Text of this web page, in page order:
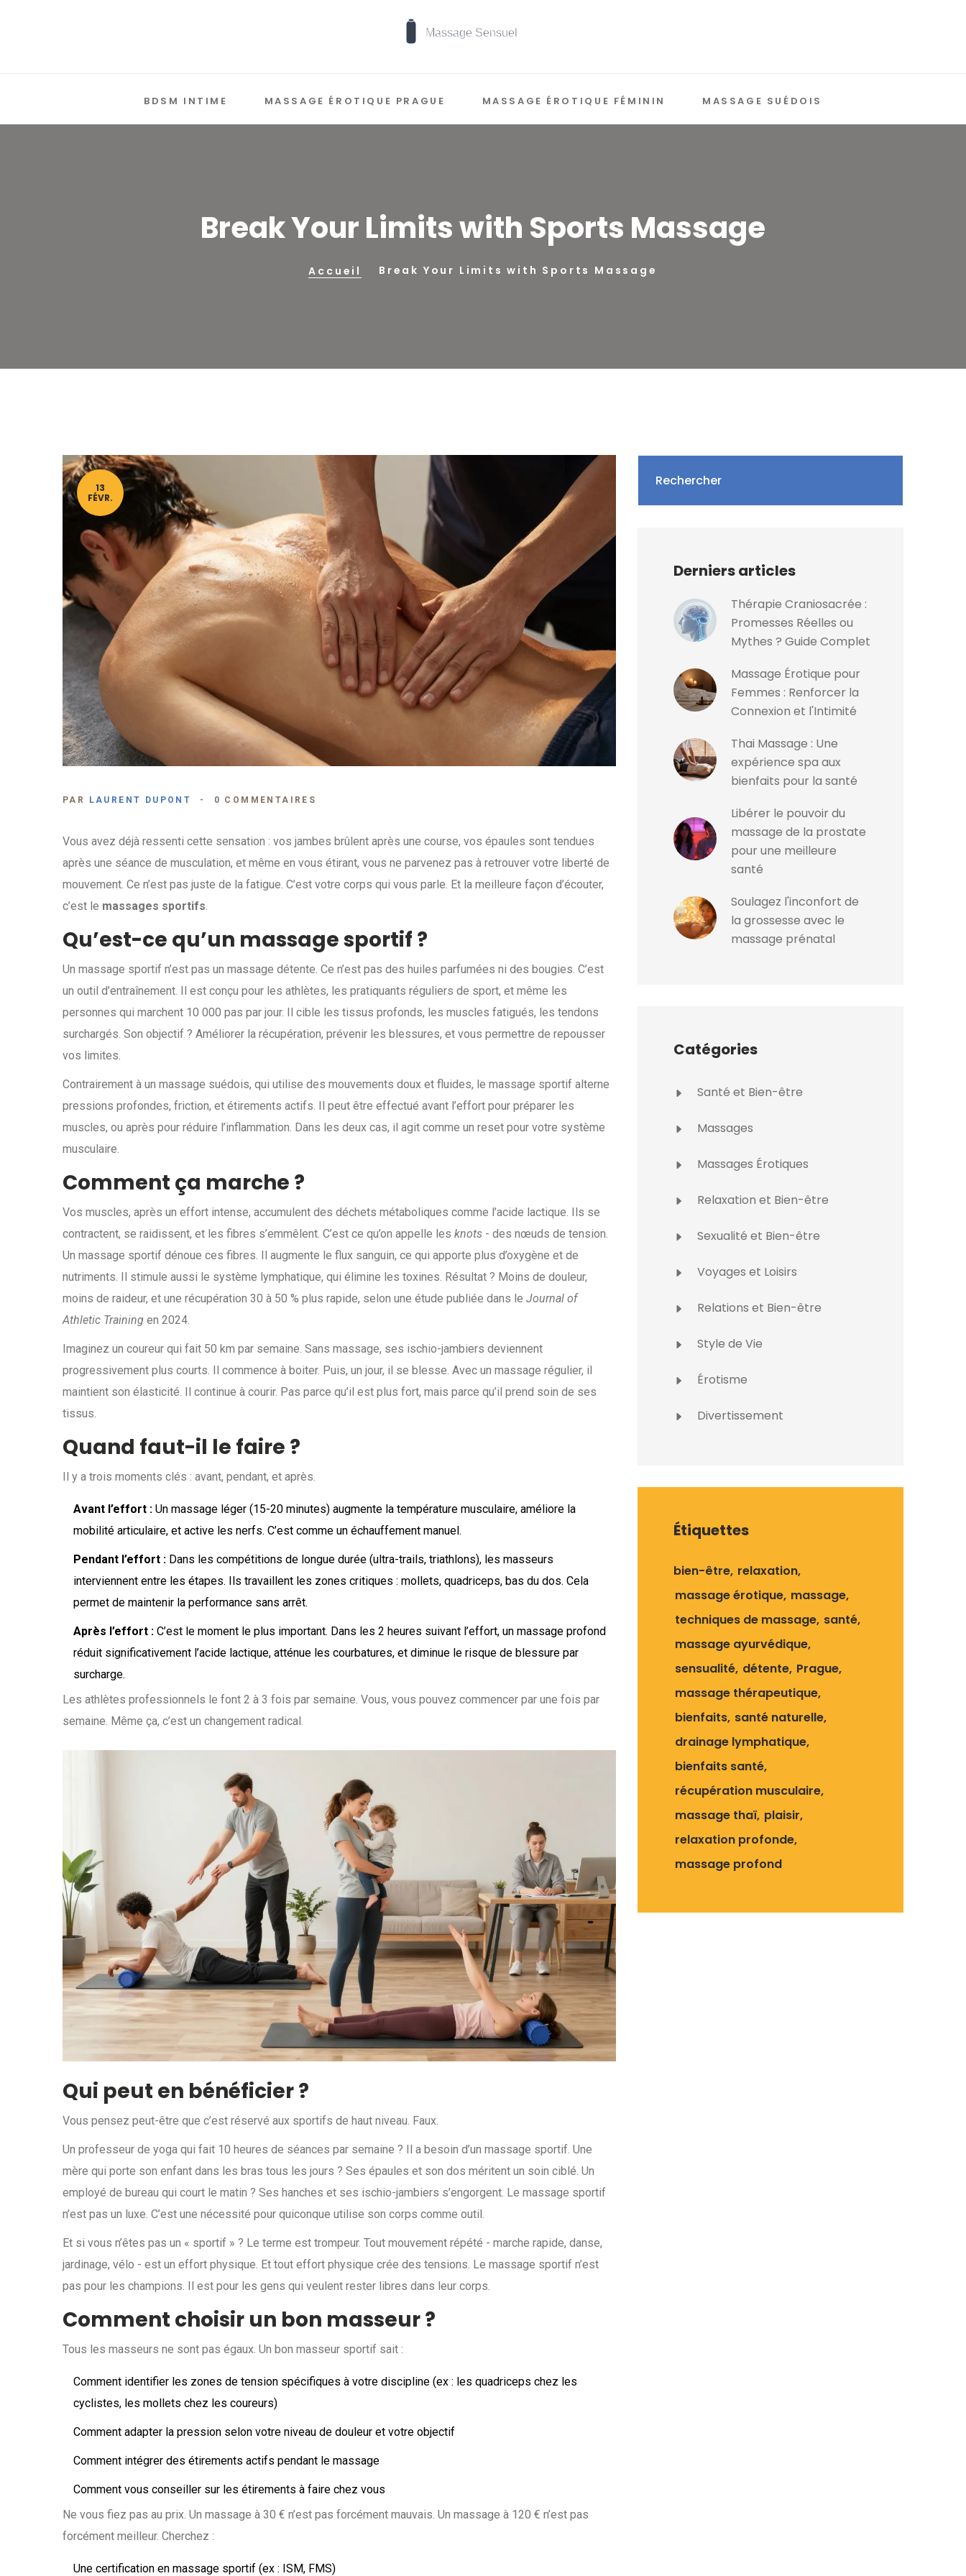
BDSM INTIME MASSAGE ÉROTIQUE PRAGUE MASSAGE ÉROTIQUE FÉMININ MASSAGE SUÉDOIS
Break Your Limits with Sports Massage
Accueil Break Your Limits with Sports Massage
13
FÉVR.
PAR LAURENT DUPONT 0 COMMENTAIRES
Vous avez déjà ressenti cette sensation : vos jambes brûlent après une course, vos épaules sont tendues
après une séance de musculation, et même en vous étirant, vous ne parvenez pas à retrouver votre liberté de
mouvement. Ce n’est pas juste de la fatigue. C’est votre corps qui vous parle. Et la meilleure façon d’écouter,
c’est le massages sportifs.
Qu’est-ce qu’un massage sportif ?
Un massage sportif n’est pas un massage détente. Ce n’est pas des huiles parfumées ni des bougies. C’est
un outil d’entraînement. Il est conçu pour les athlètes, les pratiquants réguliers de sport, et même les
personnes qui marchent 10 000 pas par jour. Il cible les tissus profonds, les muscles fatigués, les tendons
surchargés. Son objectif ? Améliorer la récupération, prévenir les blessures, et vous permettre de repousser
vos limites.
Contrairement à un massage suédois, qui utilise des mouvements doux et fluides, le massage sportif alterne
pressions profondes, friction, et étirements actifs. Il peut être effectué avant l’effort pour préparer les
muscles, ou après pour réduire l’inflammation. Dans les deux cas, il agit comme un reset pour votre système
musculaire.
Comment ça marche ?
Vos muscles, après un effort intense, accumulent des déchets métaboliques comme l’acide lactique. Ils se
contractent, se raidissent, et les fibres s’emmêlent. C’est ce qu’on appelle les knots - des nœuds de tension.
Un massage sportif dénoue ces fibres. Il augmente le flux sanguin, ce qui apporte plus d’oxygène et de
nutriments. Il stimule aussi le système lymphatique, qui élimine les toxines. Résultat ? Moins de douleur,
moins de raideur, et une récupération 30 à 50 % plus rapide, selon une étude publiée dans le Journal of
Athletic Training en 2024.
Imaginez un coureur qui fait 50 km par semaine. Sans massage, ses ischio-jambiers deviennent
progressivement plus courts. Il commence à boiter. Puis, un jour, il se blesse. Avec un massage régulier, il
maintient son élasticité. Il continue à courir. Pas parce qu’il est plus fort, mais parce qu’il prend soin de ses
tissus.
Quand faut-il le faire ?
Il y a trois moments clés : avant, pendant, et après.
Avant l’effort : Un massage léger (15-20 minutes) augmente la température musculaire, améliore la
mobilité articulaire, et active les nerfs. C’est comme un échauffement manuel.
Pendant l’effort : Dans les compétitions de longue durée (ultra-trails, triathlons), les masseurs
interviennent entre les étapes. Ils travaillent les zones critiques : mollets, quadriceps, bas du dos. Cela
permet de maintenir la performance sans arrêt.
Après l’effort : C’est le moment le plus important. Dans les 2 heures suivant l’effort, un massage profond
réduit significativement l’acide lactique, atténue les courbatures, et diminue le risque de blessure par
surcharge.
Les athlètes professionnels le font 2 à 3 fois par semaine. Vous, vous pouvez commencer par une fois par
semaine. Même ça, c’est un changement radical.
Qui peut en bénéficier ?
Vous pensez peut-être que c’est réservé aux sportifs de haut niveau. Faux.
Un professeur de yoga qui fait 10 heures de séances par semaine ? Il a besoin d’un massage sportif. Une
mère qui porte son enfant dans les bras tous les jours ? Ses épaules et son dos méritent un soin ciblé. Un
employé de bureau qui court le matin ? Ses hanches et ses ischio-jambiers s’engorgent. Le massage sportif
n’est pas un luxe. C’est une nécessité pour quiconque utilise son corps comme outil.
Et si vous n’êtes pas un « sportif » ? Le terme est trompeur. Tout mouvement répété - marche rapide, danse,
jardinage, vélo - est un effort physique. Et tout effort physique crée des tensions. Le massage sportif n’est
pas pour les champions. Il est pour les gens qui veulent rester libres dans leur corps.
Comment choisir un bon masseur ?
Tous les masseurs ne sont pas égaux. Un bon masseur sportif sait :
Comment identifier les zones de tension spécifiques à votre discipline (ex : les quadriceps chez les
cyclistes, les mollets chez les coureurs)
Comment adapter la pression selon votre niveau de douleur et votre objectif
Comment intégrer des étirements actifs pendant le massage
Comment vous conseiller sur les étirements à faire chez vous
Ne vous fiez pas au prix. Un massage à 30 € n’est pas forcément mauvais. Un massage à 120 € n’est pas
forcément meilleur. Cherchez :
Une certification en massage sportif (ex : ISM, FMS)
Rechercher
Derniers articles
Thérapie Craniosacrée :
Promesses Réelles ou
Mythes ? Guide Complet
Massage Érotique pour
Femmes : Renforcer la
Connexion et l'Intimité
Thai Massage : Une
expérience spa aux
bienfaits pour la santé
Libérer le pouvoir du
massage de la prostate
pour une meilleure
santé
Soulagez l'inconfort de
la grossesse avec le
massage prénatal
Catégories
Santé et Bien-être
Massages
Massages Érotiques
Relaxation et Bien-être
Sexualité et Bien-être
Voyages et Loisirs
Relations et Bien-être
Style de Vie
Érotisme
Divertissement
Étiquettes
bien-être relaxation
massage érotique massage
techniques de massage santé
massage ayurvédique
sensualité détente Prague
massage thérapeutique
bienfaits santé naturelle
drainage lymphatique
bienfaits santé
récupération musculaire
massage thaï plaisir
relaxation profonde
massage profond